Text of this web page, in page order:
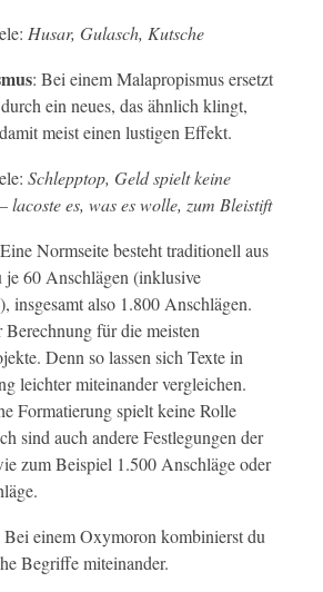
Husar, Gulasch, Kutsche
: Bei einem Malapropismus ersetzt
ein neues, das ähnlich klingt,
meist einen lustigen Effekt.
Schlepptop, Geld spielt keine
lacoste es, was es wolle, zum Bleistift
Normseite besteht traditionell aus
je 60 Anschlägen (inklusive
insgesamt also 1.800 Anschlägen.
Berechnung für die meisten
Denn so lassen sich Texte in
leichter miteinander vergleichen.
Formatierung spielt keine Rolle
sind auch andere Festlegungen der
zum Beispiel 1.500 Anschläge oder
Bei einem Oxymoron kombinierst du
Begriffe miteinander.